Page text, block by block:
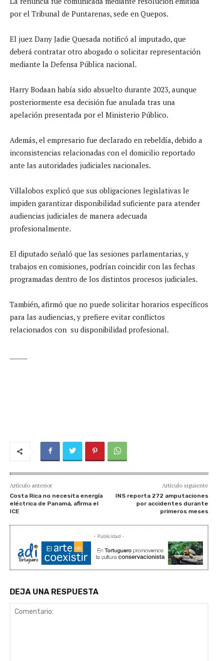
por el Tribunal de Puntarenas, sede en Quepos.
El juez Dany Jadie Quesada notificó al imputado, que
deberá contratar otro abogado o solicitar representación
mediante la Defensa Pública nacional.
Harry Bodaan había sido absuelto durante 2023, aunque
posteriormente esa decisión fue anulada tras una
apelación presentada por el Ministerio Público.
Además, el empresario fue declarado en rebeldía, debido a
inconsistencias relacionadas con el domicilio reportado
ante las autoridades judiciales nacionales.
Villalobos explicó que sus obligaciones legislativas le
impiden garantizar disponibilidad suficiente para atender
audiencias judiciales de manera adecuada
profesionalmente.
El diputado señaló que las sesiones parlamentarias, y
trabajos en comisiones, podrían coincidir con las fechas
programadas dentro de los distintos procesos judiciales.
También, afirmó que no puede solicitar horarios específicos
para las audiencias, y prefiere evitar conflictos
relacionados con su disponibilidad profesional.
Artículo anterior
Costa Rica no necesita energía
eléctrica de Panamá, afirma el
ICE
Artículo siguiente
INS reporta 272 amputaciones
por accidentes durante
primeros meses
- Publicidad -
DEJA UNA RESPUESTA